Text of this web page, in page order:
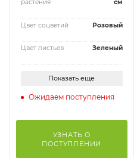
растения
см
Цвет соцветий Розовый
Цвет листьев Зеленый
Показать еще
Ожидаем поступления
УЗНАТЬ О
ПОСТУПЛЕНИИ